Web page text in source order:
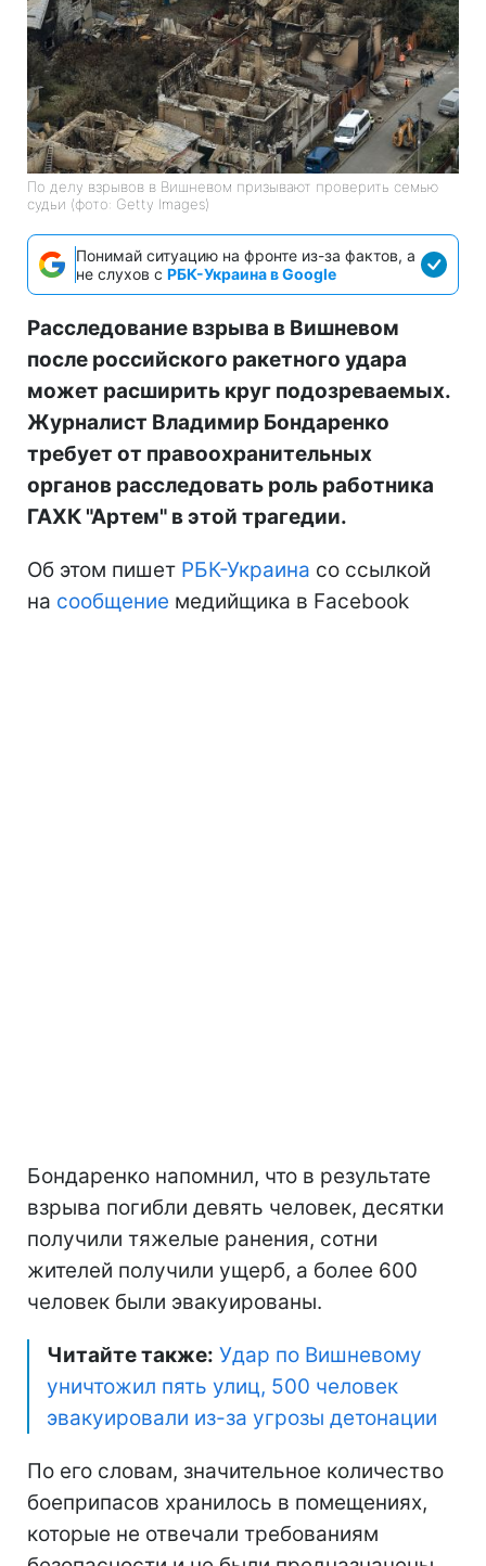
По делу взрывов в Вишневом призывают проверить семью
судьи (фото: Getty Images)
Понимай ситуацию на фронте из-за фактов, а
не слухов с РБК-Украина в Google
Расследование взрыва в Вишневом
после российского ракетного удара
может расширить круг подозреваемых.
Журналист Владимир Бондаренко
требует от правоохранительных
органов расследовать роль работника
ГАХК "Артем" в этой трагедии.
Об этом пишет РБК-Украина со ссылкой
на сообщение медийщика в Facebook
Бондаренко напомнил, что в результате
взрыва погибли девять человек, десятки
получили тяжелые ранения, сотни
жителей получили ущерб, а более 600
человек были эвакуированы.
Читайте также: Удар по Вишневому
уничтожил пять улиц, 500 человек
эвакуировали из-за угрозы детонации
По его словам, значительное количество
боеприпасов хранилось в помещениях,
которые не отвечали требованиям